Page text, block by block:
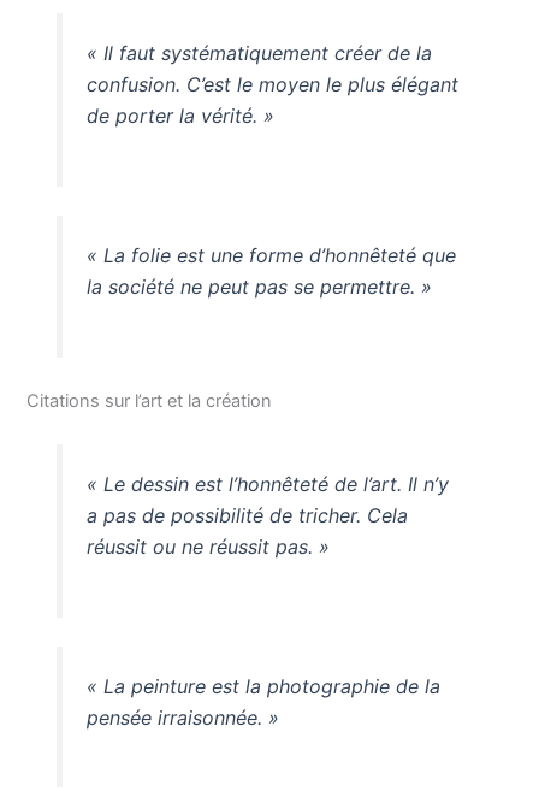
« Il faut systématiquement créer de la
confusion. C’est le moyen le plus élégant
de porter la vérité. »
« La folie est une forme d’honnêteté que
la société ne peut pas se permettre. »
Citations sur l’art et la création
« Le dessin est l’honnêteté de l’art. Il n’y
a pas de possibilité de tricher. Cela
réussit ou ne réussit pas. »
« La peinture est la photographie de la
pensée irraisonnée. »